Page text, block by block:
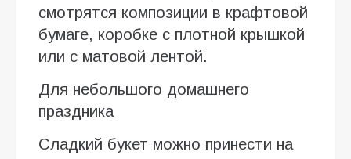
смотрятся композиции в крафтовой
бумаге, коробке с плотной крышкой
или с матовой лентой.
Для небольшого домашнего
праздника
Сладкий букет можно принести на